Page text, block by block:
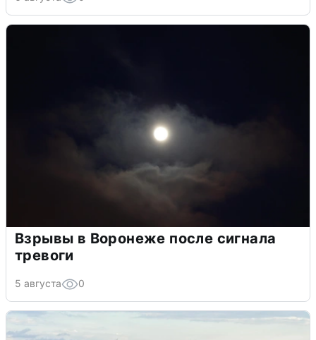
Взрывы в Воронеже после сигнала
тревоги
5 августа 0